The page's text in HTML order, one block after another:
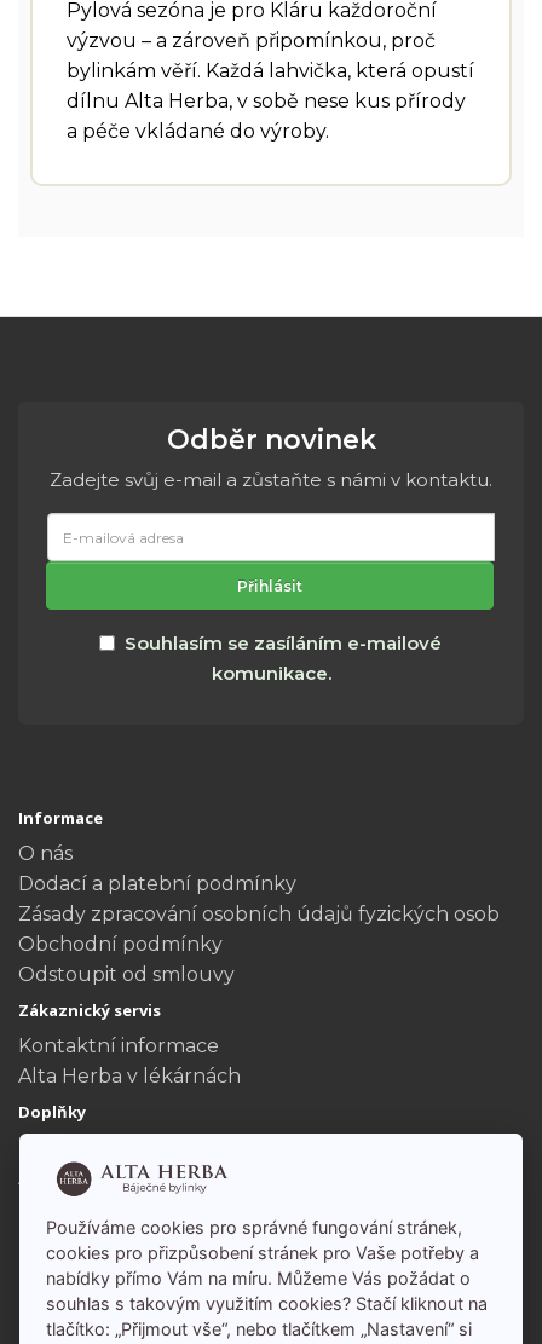
Pylová sezóna je pro Kláru každoroční
výzvou – a zároveň připomínkou, proč
bylinkám věří. Každá lahvička, která opustí
dílnu Alta Herba, v sobě nese kus přírody
a péče vkládané do výroby.
Odběr novinek
Zadejte svůj e-mail a zůstaňte s námi v kontaktu.
mailová
adresa
Přihlásit
Souhlasím se zasíláním e-mailové
komunikace.
Informace
O nás
Dodací a platební podmínky
Zásady zpracování osobních údajů fyzických osob
Obchodní podmínky
Odstoupit od smlouvy
Zákaznický servis
Kontaktní informace
Alta Herba v lékárnách
Doplňky
Akční nabídka
Můj účet
Historie objednávek
Používáme cookies pro správné fungování stránek,
cookies pro přizpůsobení stránek pro Vaše potřeby a
nabídky přímo Vám na míru. Můžeme Vás požádat o
souhlas s takovým využitím cookies? Stačí kliknout na
tlačítko: „Přijmout vše“, nebo tlačítkem „Nastavení“ si